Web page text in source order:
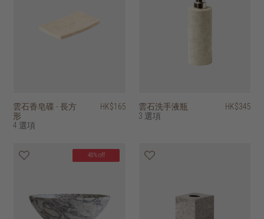
雲石香皂碟 - 長方
形
4 選項
HK$165
雲石洗手液瓶
3 選項
HK$345
40% off